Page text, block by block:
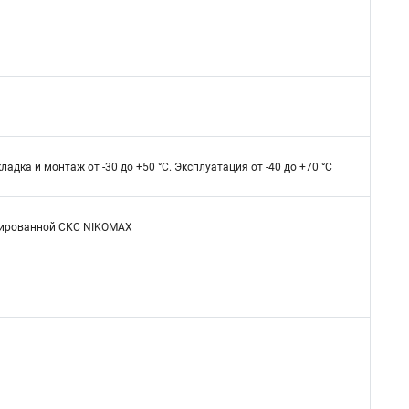
и монтаж от -30 до +50 °C. Эксплуатация от -40 до +70 °C
СКС NIKOMAX